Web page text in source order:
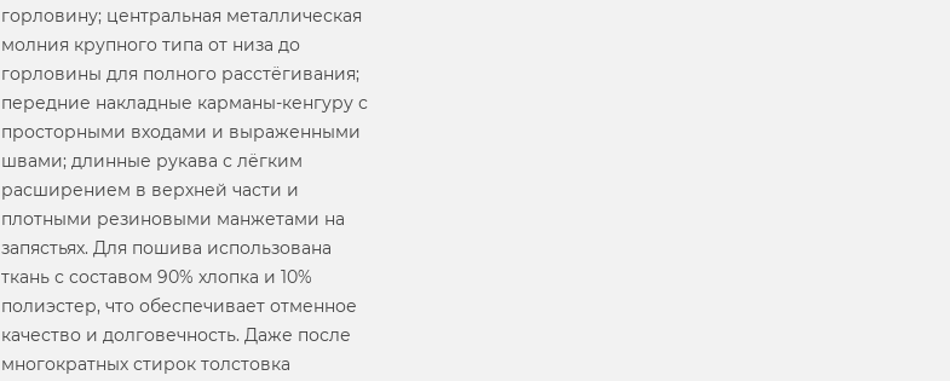
горловину; центральная металлическая
молния крупного типа от низа до
горловины для полного расстёгивания;
передние накладные карманы‑кенгуру с
просторными входами и выраженными
швами; длинные рукава с лёгким
расширением в верхней части и
плотными резиновыми манжетами на
запястьях. Для пошива использована
ткань с составом 90% хлопка и 10%
полиэстер, что обеспечивает отменное
качество и долговечность. Даже после
многократных стирок толстовка